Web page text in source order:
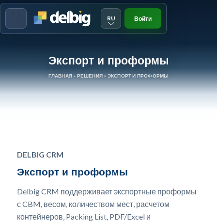
RU Войти
Экспорт и проформы
ГЛАВНАЯ » РЕШЕНИЯ » ЭКСПОРТ И ПРОФОРМЫ
DELBIG CRM
Экспорт и проформы
Delbig CRM поддерживает экспортные проформы
с CBM, весом, количеством мест, расчетом
контейнеров, Packing List, PDF/Excel и